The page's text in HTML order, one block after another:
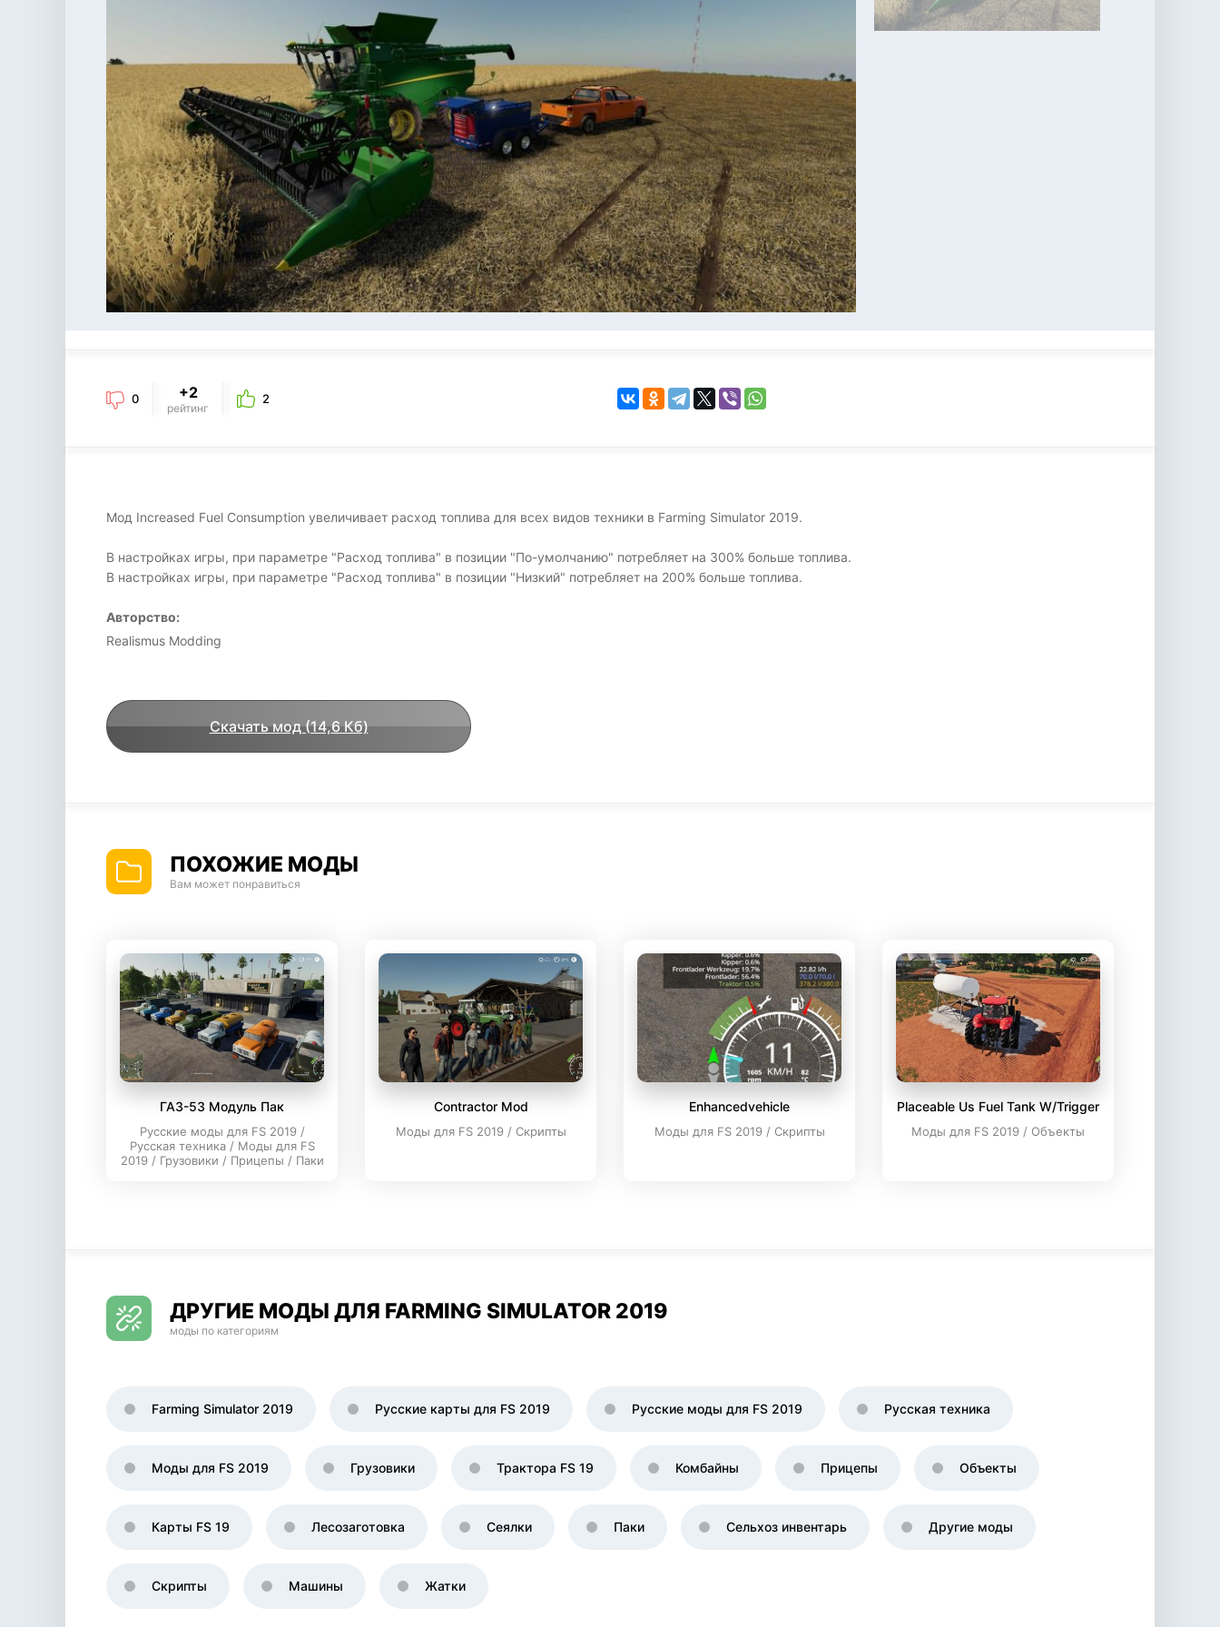
0 +2
рейтинг
2
Мод Increased Fuel Consumption увеличивает расход топлива для всех видов техники в Farming Simulator 2019.
В настройках игры, при параметре "Расход топлива" в позиции "По-умолчанию" потребляет на 300% больше топлива.
В настройках игры, при параметре "Расход топлива" в позиции "Низкий" потребляет на 200% больше топлива.
Авторство:
Realismus Modding
Скачать мод (14,6 Кб)
ПОХОЖИЕ МОДЫ
Вам может понравиться
ГАЗ-53 Модуль Пак
Русские моды для FS 2019 /
Русская техника / Моды для FS
2019 / Грузовики / Прицепы / Паки
Contractor Mod
Моды для FS 2019 / Скрипты
Enhancedvehicle
Моды для FS 2019 / Скрипты
Placeable Us Fuel Tank W/Trigger
Моды для FS 2019 / Объекты
ДРУГИЕ МОДЫ ДЛЯ FARMING SIMULATOR 2019
моды по категориям
Farming Simulator 2019 Русские карты для FS 2019 Русские моды для FS 2019 Русская техника
Моды для FS 2019 Грузовики Трактора FS 19 Комбайны Прицепы Объекты
Карты FS 19 Лесозаготовка Сеялки Паки Сельхоз инвентарь Другие моды
Скрипты Машины Жатки